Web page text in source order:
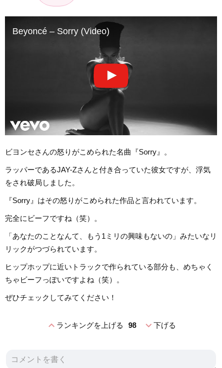
Beyoncé – Sorry (Video)
ビヨンセさんの怒りがこめられた名曲『Sorry』。
ラッパーであるJAY-Zさんと付き合っていた彼女ですが、浮気
をされ破局しました。
『Sorry』はその怒りがこめられた作品と言われています。
完全にビーフですね（笑）。
「あなたのことなんて、もう1ミリの興味もないの」みたいなリ
リックがつづられています。
ヒップホップに近いトラックで作られている部分も、めちゃく
ちゃビーフっぽいですよね（笑）。
ぜひチェックしてみてください！
expand_lessランキングを上げる 98 expand_more下げる